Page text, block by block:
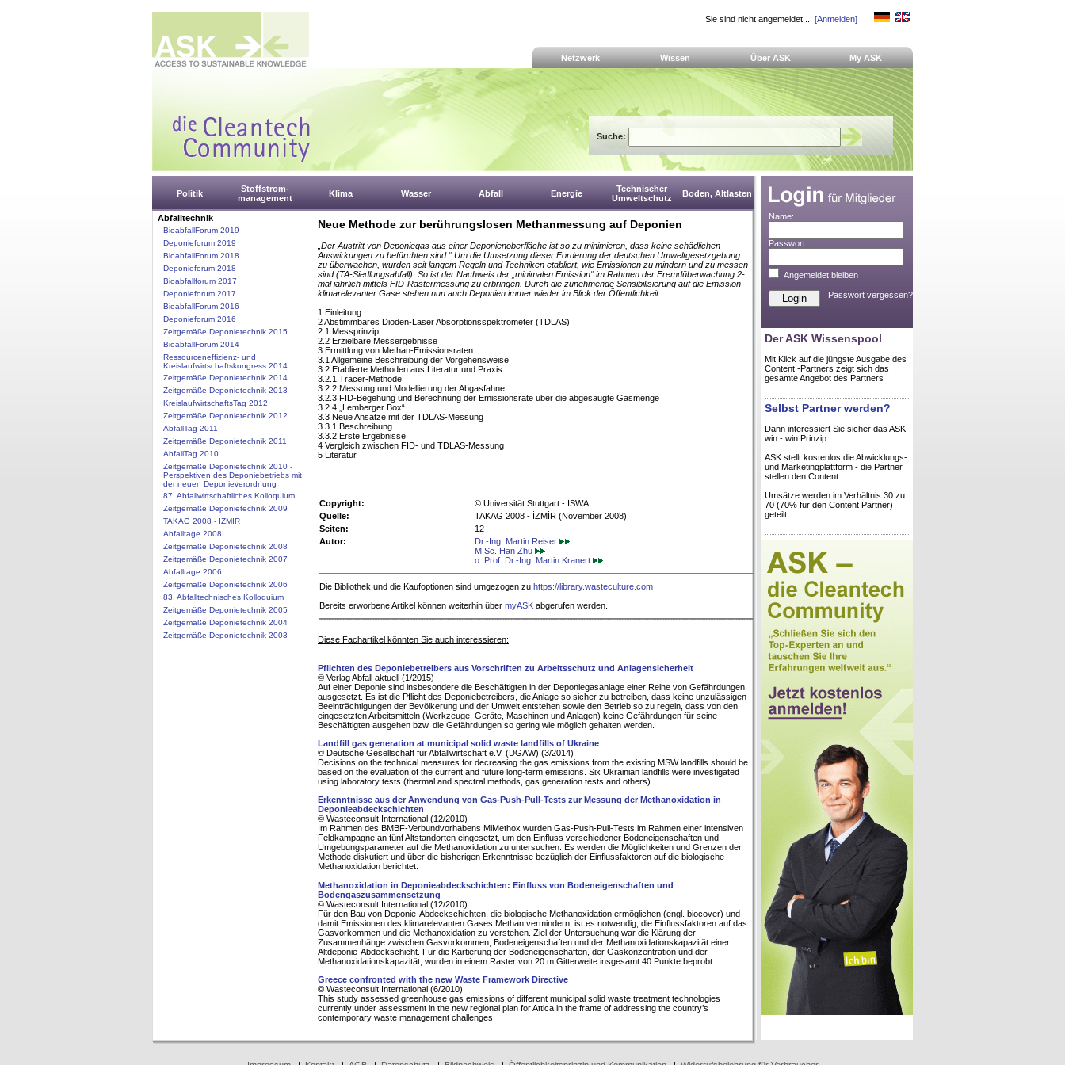
Sie sind nicht angemeldet... [Anmelden]
Netzwerk Wissen Über ASK My ASK
Suche:
Politik
Stoffstrom-
management
Klima Wasser Abfall Energie
Technischer
Umweltschutz
Boden, Altlasten
Abfalltechnik
BioabfallForum 2019
Deponieforum 2019
BioabfallForum 2018
Deponieforum 2018
Bioabfallforum 2017
Deponieforum 2017
BioabfallForum 2016
Deponieforum 2016
Zeitgemäße Deponietechnik 2015
BioabfallForum 2014
Ressourceneffizienz- und
Kreislaufwirtschaftskongress 2014
Zeitgemäße Deponietechnik 2014
Zeitgemäße Deponietechnik 2013
KreislaufwirtschaftsTag 2012
Zeitgemäße Deponietechnik 2012
AbfallTag 2011
Zeitgemäße Deponietechnik 2011
AbfallTag 2010
Zeitgemäße Deponietechnik 2010 -
Perspektiven des Deponiebetriebs mit
der neuen Deponieverordnung
87. Abfallwirtschaftliches Kolloquium
Zeitgemäße Deponietechnik 2009
TAKAG 2008 - İZMİR
Abfalltage 2008
Zeitgemäße Deponietechnik 2008
Zeitgemäße Deponietechnik 2007
Abfalltage 2006
Zeitgemäße Deponietechnik 2006
83. Abfalltechnisches Kolloquium
Zeitgemäße Deponietechnik 2005
Zeitgemäße Deponietechnik 2004
Zeitgemäße Deponietechnik 2003
Neue Methode zur berührungslosen Methanmessung auf Deponien
„Der Austritt von Deponiegas aus einer Deponienoberfläche ist so zu minimieren, dass keine schädlichen
Auswirkungen zu befürchten sind.“ Um die Umsetzung dieser Forderung der deutschen Umweltgesetzgebung
zu überwachen, wurden seit langem Regeln und Techniken etabliert, wie Emissionen zu mindern und zu messen
sind (TA-Siedlungsabfall). So ist der Nachweis der „minimalen Emission“ im Rahmen der Fremdüberwachung 2-
mal jährlich mittels FID-Rastermessung zu erbringen. Durch die zunehmende Sensibilisierung auf die Emission
klimarelevanter Gase stehen nun auch Deponien immer wieder im Blick der Öffentlichkeit.
1 Einleitung
2 Abstimmbares Dioden-Laser Absorptionsspektrometer (TDLAS)
2.1 Messprinzip
2.2 Erzielbare Messergebnisse
3 Ermittlung von Methan-Emissionsraten
3.1 Allgemeine Beschreibung der Vorgehensweise
3.2 Etablierte Methoden aus Literatur und Praxis
3.2.1 Tracer-Methode
3.2.2 Messung und Modellierung der Abgasfahne
3.2.3 FID-Begehung und Berechnung der Emissionsrate über die abgesaugte Gasmenge
3.2.4 „Lemberger Box“
3.3 Neue Ansätze mit der TDLAS-Messung
3.3.1 Beschreibung
3.3.2 Erste Ergebnisse
4 Vergleich zwischen FID- und TDLAS-Messung
5 Literatur
Copyright:
© Universität Stuttgart - ISWA
Quelle:
TAKAG 2008 - İZMİR (November 2008)
Seiten:
12
Autor:
Dr.-Ing. Martin Reiser
M.Sc. Han Zhu
o. Prof. Dr.-Ing. Martin Kranert
Die Bibliothek und die Kaufoptionen sind umgezogen zu https://library.wasteculture.com
Bereits erworbene Artikel können weiterhin über myASK abgerufen werden.
Diese Fachartikel könnten Sie auch interessieren:
Pflichten des Deponiebetreibers aus Vorschriften zu Arbeitsschutz und Anlagensicherheit
© Verlag Abfall aktuell (1/2015)
Auf einer Deponie sind insbesondere die Beschäftigten in der Deponiegasanlage einer Reihe von Gefährdungen
ausgesetzt. Es ist die Pflicht des Deponiebetreibers, die Anlage so sicher zu betreiben, dass keine unzulässigen
Beeinträchtigungen der Bevölkerung und der Umwelt entstehen sowie den Betrieb so zu regeln, dass von den
eingesetzten Arbeitsmitteln (Werkzeuge, Geräte, Maschinen und Anlagen) keine Gefährdungen für seine
Beschäftigten ausgehen bzw. die Gefährdungen so gering wie möglich gehalten werden.
Landfill gas generation at municipal solid waste landfills of Ukraine
© Deutsche Gesellschaft für Abfallwirtschaft e.V. (DGAW) (3/2014)
Decisions on the technical measures for decreasing the gas emissions from the existing MSW landfills should be
based on the evaluation of the current and future long-term emissions. Six Ukrainian landfills were investigated
using laboratory tests (thermal and spectral methods, gas generation tests and others).
Erkenntnisse aus der Anwendung von Gas-Push-Pull-Tests zur Messung der Methanoxidation in
Deponieabdeckschichten
© Wasteconsult International (12/2010)
Im Rahmen des BMBF-Verbundvorhabens MiMethox wurden Gas-Push-Pull-Tests im Rahmen einer intensiven
Feldkampagne an fünf Altstandorten eingesetzt, um den Einfluss verschiedener Bodeneigenschaften und
Umgebungsparameter auf die Methanoxidation zu untersuchen. Es werden die Möglichkeiten und Grenzen der
Methode diskutiert und über die bisherigen Erkenntnisse bezüglich der Einflussfaktoren auf die biologische
Methanoxidation berichtet.
Methanoxidation in Deponieabdeckschichten: Einfluss von Bodeneigenschaften und
Bodengaszusammensetzung
© Wasteconsult International (12/2010)
Für den Bau von Deponie-Abdeckschichten, die biologische Methanoxidation ermöglichen (engl. biocover) und
damit Emissionen des klimarelevanten Gases Methan vermindern, ist es notwendig, die Einflussfaktoren auf das
Gasvorkommen und die Methanoxidation zu verstehen. Ziel der Untersuchung war die Klärung der
Zusammenhänge zwischen Gasvorkommen, Bodeneigenschaften und der Methanoxidationskapazität einer
Altdeponie-Abdeckschicht. Für die Kartierung der Bodeneigenschaften, der Gaskonzentration und der
Methanoxidationskapazität, wurden in einem Raster von 20 m Gitterweite insgesamt 40 Punkte beprobt.
Greece confronted with the new Waste Framework Directive
© Wasteconsult International (6/2010)
This study assessed greenhouse gas emissions of different municipal solid waste treatment technologies
currently under assessment in the new regional plan for Attica in the frame of addressing the country’s
contemporary waste management challenges.
Name:
Passwort:
Angemeldet bleiben
Passwort vergessen?
Der ASK Wissenspool
Mit Klick auf die jüngste Ausgabe des
Content -Partners zeigt sich das
gesamte Angebot des Partners
Selbst Partner werden?
Dann interessiert Sie sicher das ASK
win - win Prinzip:
ASK stellt kostenlos die Abwicklungs-
und Marketingplattform - die Partner
stellen den Content.
Umsätze werden im Verhältnis 30 zu
70 (70% für den Content Partner)
geteilt.